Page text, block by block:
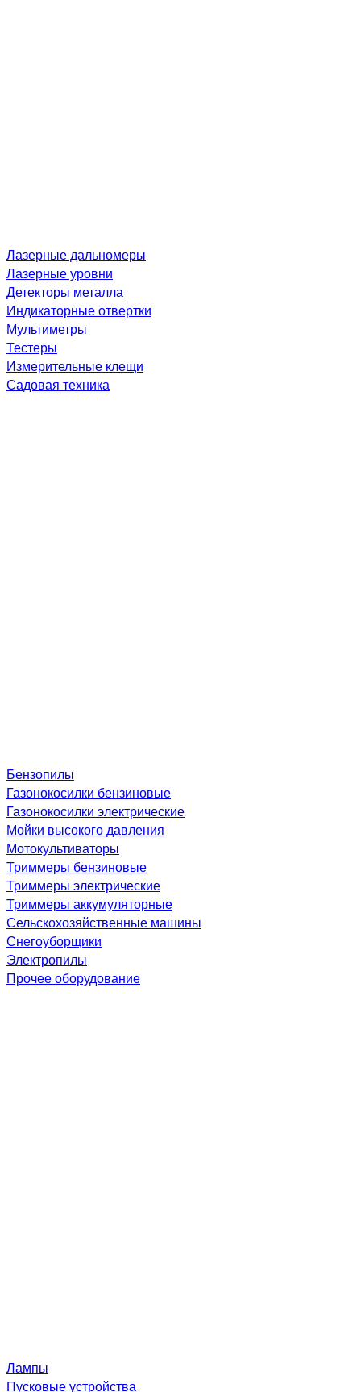
Лазерные дальномеры
Лазерные уровни
Детекторы металла
Индикаторные отвертки
Мультиметры
Тестеры
Измерительные клещи
Садовая техника
Бензопилы
Газонокосилки бензиновые
Газонокосилки электрические
Мойки высокого давления
Мотокультиваторы
Триммеры бензиновые
Триммеры электрические
Триммеры аккумуляторные
Сельскохозяйственные машины
Снегоуборщики
Электропилы
Прочее оборудование
Лампы
Пусковые устройства